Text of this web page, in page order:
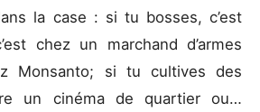
la case : si tu bosses, c’est
chez un marchand d’armes
Monsanto; si tu cultives des
un cinéma de quartier ou…